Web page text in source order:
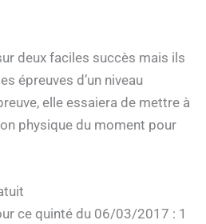
deux faciles succès mais ils
épreuves d’un niveau
elle essaiera de mettre à
physique du moment pour
ce quinté du 06/03/2017 : 1